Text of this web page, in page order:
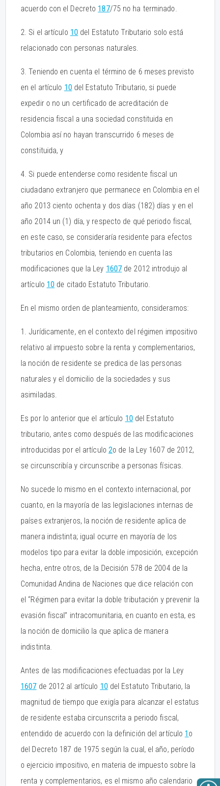
acuerdo con el Decreto 187/75 no ha terminado.
2. Si el artículo 10 del Estatuto Tributario solo está
relacionado con personas naturales.
3. Teniendo en cuenta el término de 6 meses previsto
en el artículo 10 del Estatuto Tributario, si puede
expedir o no un certificado de acreditación de
residencia fiscal a una sociedad constituida en
Colombia así no hayan transcurrido 6 meses de
constituida, y
4. Si puede entenderse como residente fiscal un
ciudadano extranjero que permanece en Colombia en el
año 2013 ciento ochenta y dos días (182) días y en el
año 2014 un (1) día, y respecto de qué periodo fiscal,
en este caso, se consideraría residente para efectos
tributarios en Colombia, teniendo en cuenta las
modificaciones que la Ley 1607 de 2012 introdujo al
artículo 10 de citado Estatuto Tributario.
En el mismo orden de planteamiento, consideramos:
1. Jurídicamente, en el contexto del régimen impositivo
relativo al impuesto sobre la renta y complementarios,
la noción de residente se predica de las personas
naturales y el domicilio de la sociedades y sus
asimiladas.
Es por lo anterior que el artículo 10 del Estatuto
tributario, antes como después de las modificaciones
introducidas por el artículo 2o de la Ley 1607 de 2012,
se circunscribía y circunscribe a personas físicas.
No sucede lo mismo en el contexto internacional, por
cuanto, en la mayoría de las legislaciones internas de
países extranjeros, la noción de residente aplica de
manera indistinta; igual ocurre en mayoría de los
modelos tipo para evitar la doble imposición, excepción
hecha, entre otros, de la Decisión 578 de 2004 de la
Comunidad Andina de Naciones que dice relación con
el “Régimen para evitar la doble tributación y prevenir la
evasión fiscal” intracomunitaria, en cuanto en esta, es
la noción de domicilio la que aplica de manera
indistinta.
Antes de las modificaciones efectuadas por la Ley
1607 de 2012 al artículo 10 del Estatuto Tributario, la
magnitud de tiempo que exigía para alcanzar el estatus
de residente estaba circunscrita a periodo fiscal,
entendido de acuerdo con la definición del artículo 1o
del Decreto 187 de 1975 según la cual, el año, período
o ejercicio impositivo, en materia de impuesto sobre la
renta y complementarios, es el mismo año calendario